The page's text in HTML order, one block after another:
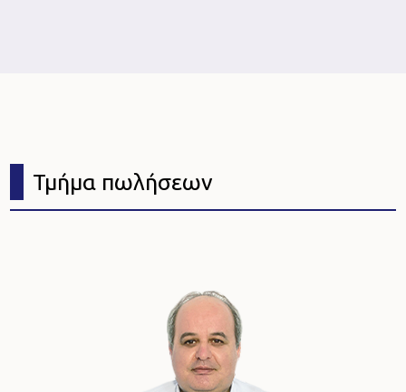
Τμήμα πωλήσεων